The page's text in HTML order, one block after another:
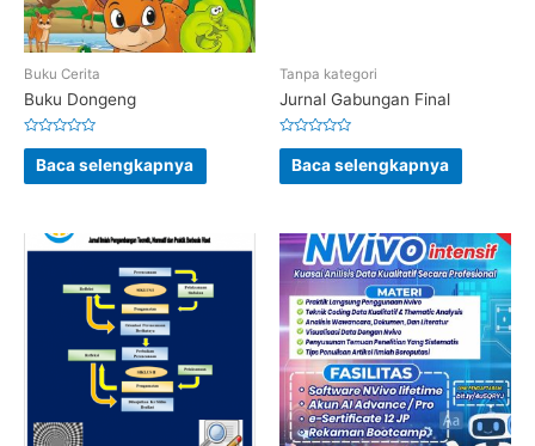
Buku Cerita
Buku Dongeng
Dinilai
dari
5
Baca selengkapnya
Tanpa kategori
Jurnal Gabungan Final
Dinilai
dari
5
Baca selengkapnya